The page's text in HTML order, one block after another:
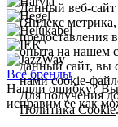
Все бренды
Нашли ошибку?
исправим ее как
Данный веб-сайт
(Яндекс
предоставления
опыта на нашем
данный сайт, вы
нами cookie-
Для получения
Политика Cookie